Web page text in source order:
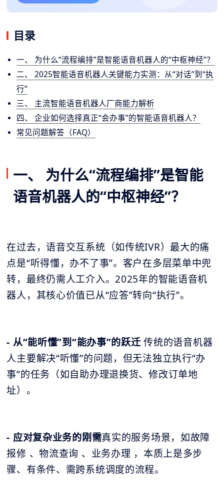
目录
一、 为什么“流程编排”是智能语音机器人的“中枢神经”？
二、 2025智能语音机器人关键能力实测：从“对话”到“执
行”
三、 主流智能语音机器人厂商能力解析
四、 企业如何选择真正“会办事”的智能语音机器人？
常见问题解答（FAQ）
一、 为什么“流程编排”是智能
语音机器人的“中枢神经”？
在过去，语音交互系统（如传统IVR）最大的痛
点是“听得懂，办不了事”。客户在多层菜单中兜
转，最终仍需人工介入。2025年的智能语音机
器人，其核心价值已从“应答”转向“执行”。
- 从“能听懂”到“能办事”的跃迁传统的语音机器
人主要解决“听懂”的问题，但无法独立执行“办
事”的任务（如自助办理退换货、修改订单地
址）。
- 应对复杂业务的刚需真实的服务场景，如故障
报修 、物流查询 、业务办理 ，本质上是多步
骤、有条件、需跨系统调度的流程。